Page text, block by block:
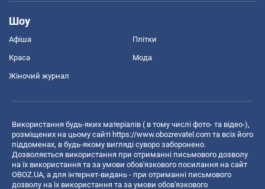
Шоу
Афіша Плітки
Краса Мода
Жіночий журнал
Використання будь-яких матеріалів ( в тому числі фото- та відео-),
розміщених на цьому сайті https://www.obozrevatel.com та всіх його
піддоменах, в будь-якому вигляді суворо заборонено.
Дозволяється використання при отриманні письмового дозволу
на їх використання та за умови обов'язкового посилання на сайт
OBOZ.UA, а для інтернет-видань - при отриманні письмового
дозволу на їх використання та за умови обов'язкового